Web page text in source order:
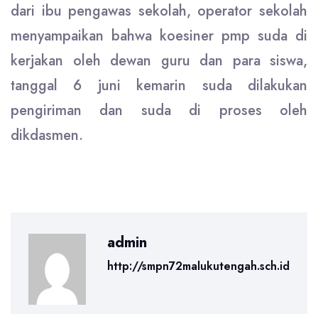
dari ibu pengawas sekolah, operator sekolah
menyampaikan bahwa koesiner pmp suda di
kerjakan oleh dewan guru dan para siswa,
tanggal 6 juni kemarin suda dilakukan
pengiriman dan suda di proses oleh
dikdasmen.
admin
http://smpn72malukutengah.sch.id